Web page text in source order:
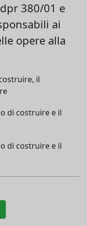
380/01 e
ai
opere alla
il
di costruire e il
di costruire e il